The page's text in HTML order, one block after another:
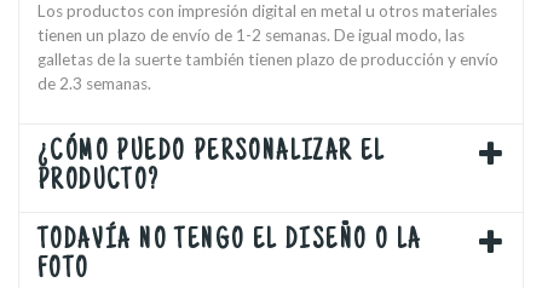
Los productos con impresión digital en metal u otros materiales
tienen un plazo de envío de 1-2 semanas. De igual modo, las
galletas de la suerte también tienen plazo de producción y envío
de 2.3 semanas.
¿CÓMO PUEDO PERSONALIZAR EL
PRODUCTO?
TODAVÍA NO TENGO EL DISEÑO O LA
FOTO